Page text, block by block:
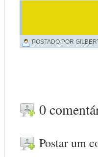
POSTADO POR
0
Postar um